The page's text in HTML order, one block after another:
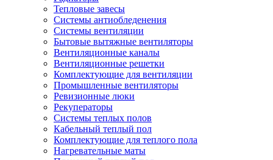
Тепловые завесы
Системы антиобледенения
Системы вентиляции
Бытовые вытяжные вентиляторы
Вентиляционные каналы
Вентиляционные решетки
Комплектующие для вентиляции
Промышленные вентиляторы
Ревизионные люки
Рекуператоры
Системы теплых полов
Кабельный теплый пол
Комплектующие для теплого пола
Нагревательные маты